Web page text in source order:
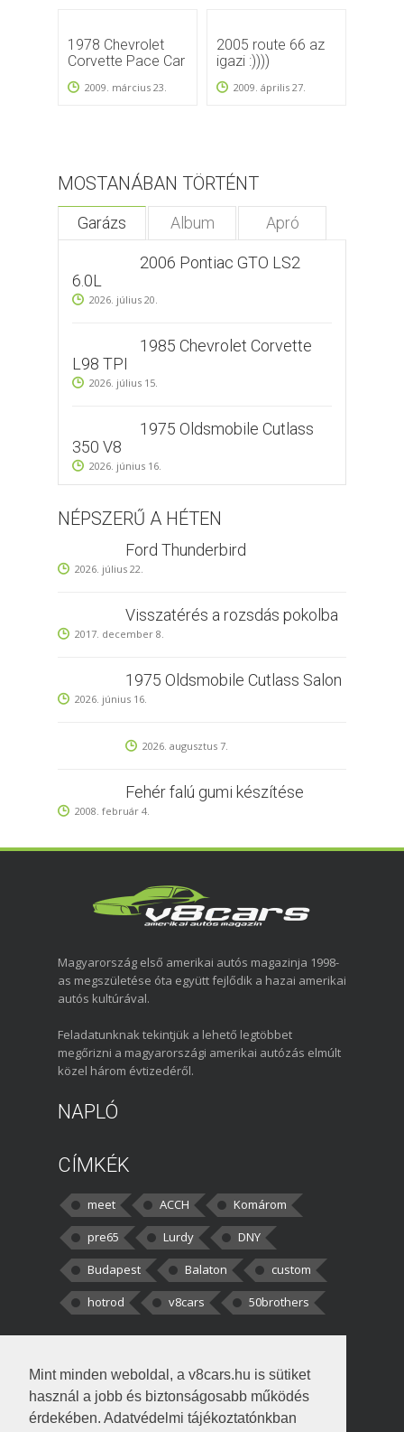
Mint minden weboldal, a v8cars.hu is sütiket
használ a jobb és biztonságosabb működés
érdekében. Adatvédelmi tájékoztatónkban
1978 Chevrolet
Corvette Pace Car
2009. március 23.
2005 route 66 az
igazi :))))
2009. április 27.
MOSTANÁBAN TÖRTÉNT
Garázs Album Apró
2006 Pontiac GTO LS2
6.0L
2026. július 20.
1985 Chevrolet Corvette
L98 TPI
2026. július 15.
1975 Oldsmobile Cutlass
350 V8
2026. június 16.
NÉPSZERŰ A HÉTEN
Ford Thunderbird
2026. július 22.
Visszatérés a rozsdás pokolba
2017. december 8.
1975 Oldsmobile Cutlass Salon
2026. június 16.
2026. augusztus 7.
Fehér falú gumi készítése
2008. február 4.
Magyarország első amerikai autós magazinja 1998-
as megszületése óta együtt fejlődik a hazai amerikai
autós kultúrával.
Feladatunknak tekintjük a lehető legtöbbet
megőrizni a magyarországi amerikai autózás elmúlt
közel három évtizedéről.
NAPLÓ
CÍMKÉK
meet ACCH
Komárom
pre65
Lurdy
DNY
Budapest
Balaton
custom
hotrod
v8cars 50brothers
kortisz:Elszúrtam! Én csak két
darabbaal számoltam. Nem tudtam, hogy fél autót,